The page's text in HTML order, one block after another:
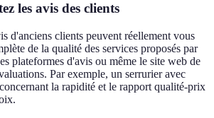
les avis des clients
d'anciens clients peuvent réellement vous
de la qualité des services proposés par
plateformes d'avis ou même le site web de
Par exemple, un serrurier avec
la rapidité et le rapport qualité-prix